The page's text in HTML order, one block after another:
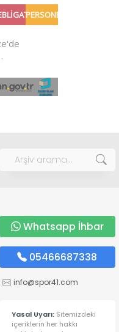
Whatsapp İhbar
05466687338
info@spor41.com
Yasal Uyarı: Sitemizdeki
içeriklerin her hakkı